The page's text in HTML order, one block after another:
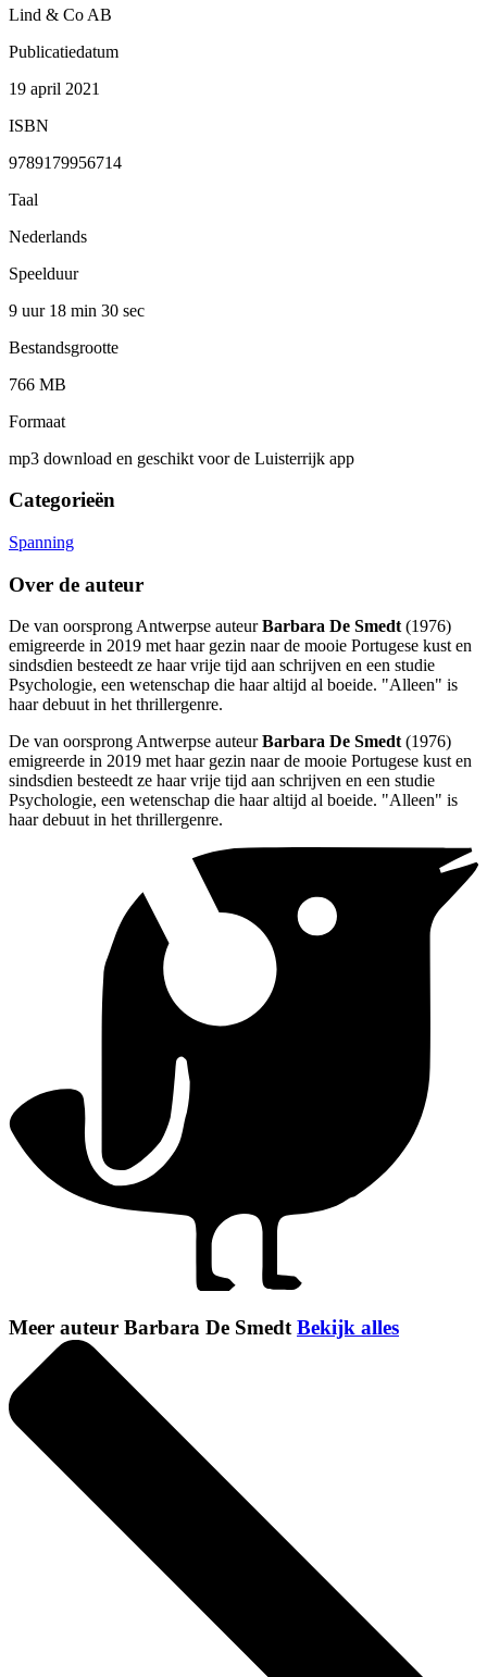
Lind & Co AB
Publicatiedatum
19 april 2021
ISBN
9789179956714
Taal
Nederlands
Speelduur
9 uur 18 min 30 sec
Bestandsgrootte
766 MB
Formaat
mp3 download en geschikt voor de Luisterrijk app
Categorieën
Spanning
Over de auteur
De van oorsprong Antwerpse auteurBarbara De Smedt(1976)
emigreerde in 2019 met haar gezin naar de mooie Portugese kust en
sindsdien besteedt ze haar vrije tijd aan schrijven en een studie
Psychologie, een wetenschap die haar altijd al boeide. "Alleen" is
haar debuut in het thrillergenre.
De van oorsprong Antwerpse auteurBarbara De Smedt(1976)
emigreerde in 2019 met haar gezin naar de mooie Portugese kust en
sindsdien besteedt ze haar vrije tijd aan schrijven en een studie
Psychologie, een wetenschap die haar altijd al boeide. "Alleen" is
haar debuut in het thrillergenre.
Meer auteur Barbara De Smedt Bekijk alles